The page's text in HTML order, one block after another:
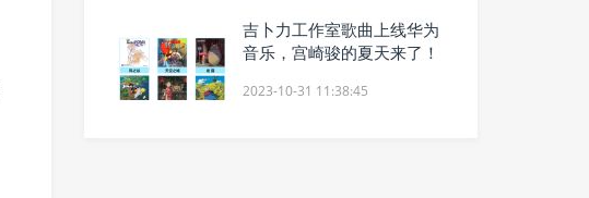
吉卜力工作室歌曲上线华为
音乐，宫崎骏的夏天来了！
2023-10-31 11:38:45